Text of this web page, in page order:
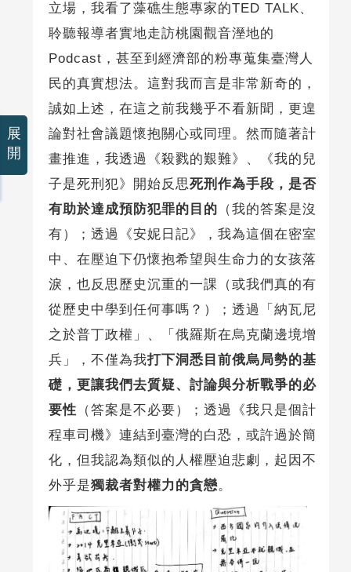
立場，我看了藻礁生態專家的TED TALK、
聆聽報導者實地走訪桃園觀音溼地的
Podcast，甚至到經濟部的粉專蒐集臺灣人
民的真實想法。這對我而言是非常新奇的，
誠如上述，在這之前我幾乎不看新聞，更遑
論對社會議題懷抱關心或同理。然而隨著計
畫推進，我透過《殺戮的艱難》、《我的兒
子是死刑犯》開始反思死刑作為手段，是否
有助於達成預防犯罪的目的 （我的答案是沒
有）；透過《安妮日記》，我為這個在密室
中、在壓迫下仍懷抱希望與生命力的女孩落
淚，也反思歷史沉重的一課（或我們真的有
從歷史中學到任何事嗎？）；透過「納瓦尼
之於普丁政權」、「俄羅斯在烏克蘭邊境增
兵」，不僅為我打下洞悉目前俄烏局勢的基
礎，更讓我們去質疑、討論與分析戰爭的必
要性 （答案是不必要）；透過《我只是個計
程車司機》連結到臺灣的白恐，或許過於簡
化，但我認為類似的人權壓迫悲劇，起因不
外乎是獨裁者對權力的貪戀。
展
開